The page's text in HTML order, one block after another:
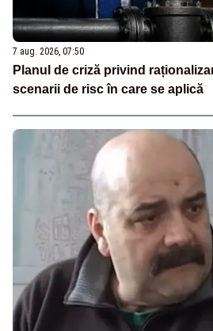
7 aug. 2026, 07:50
Planul de criză privind
scenarii de risc în care se aplică